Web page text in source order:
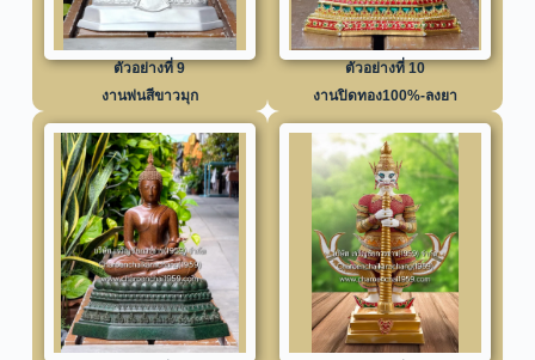
ตัวอย่างที่ 9
งานพ่นสีขาวมุก
ตัวอย่างที่ 10
งานปิดทอง100%-ลงยา